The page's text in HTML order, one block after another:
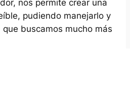
nos permite crear una
pudiendo manejarlo y
buscamos mucho más